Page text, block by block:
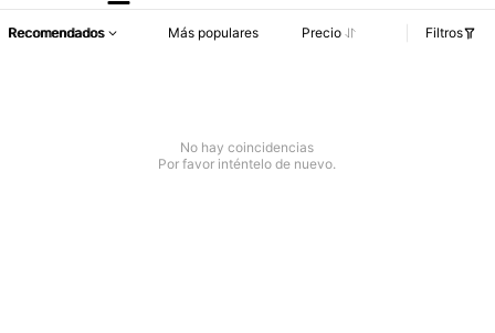
Recomendados Más populares Precio Filtros
No hay coincidencias
Por favor inténtelo de nuevo.